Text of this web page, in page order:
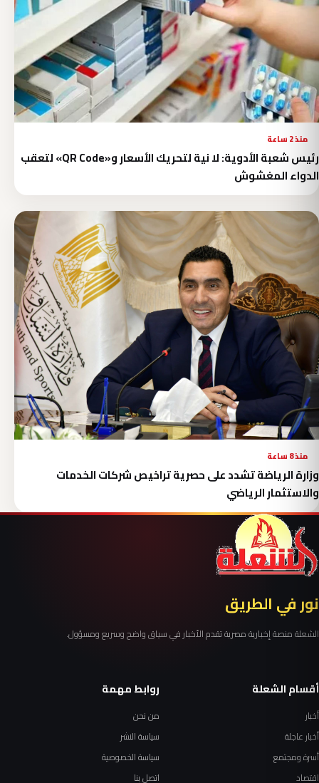
منذ 2 ساعة
رئيس شعبة الأدوية: لا نية لتحريك الأسعار و«QR Code» لتعقب
الدواء المغشوش
منذ 8 ساعة
وزارة الرياضة تشدد على حصرية تراخيص شركات الخدمات
والاستثمار الرياضي
نور في الطريق
الشعلة منصة إخبارية مصرية تقدم الأخبار في سياق واضح وسريع ومسؤول.
أقسام الشعلة
أخبار
أخبار عاجلة
أسرة ومجتمع
اقتصاد
روابط مهمة
من نحن
سياسة النشر
سياسة الخصوصية
اتصل بنا